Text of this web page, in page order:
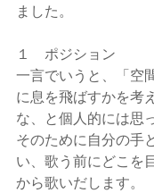
ました。
１　ポジション
一言でいうと、「空
に息を飛ばすかを考
な、と個人的には思
そのために自分の手
い、歌う前にどこを
から歌いだします。